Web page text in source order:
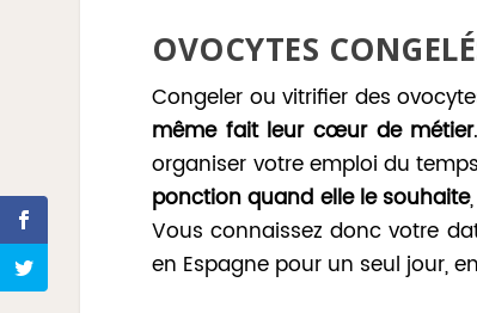
OVOCYTES
Congeler ou vitrifier des
même fait leur cœur de métier
organiser votre emploi du
ponction quand elle le souhaite
Vous connaissez donc votre
en Espagne pour un seul jour,